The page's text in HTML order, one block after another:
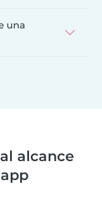
una
alcance